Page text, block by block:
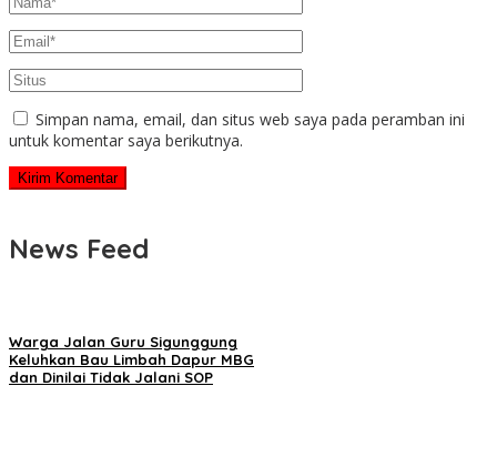
Simpan nama, email, dan situs web saya pada peramban ini
untuk komentar saya berikutnya.
News Feed
Warga Jalan Guru Sigunggung
Keluhkan Bau Limbah Dapur MBG
dan Dinilai Tidak Jalani SOP